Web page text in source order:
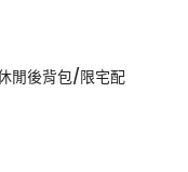
閒後背包/限宅配